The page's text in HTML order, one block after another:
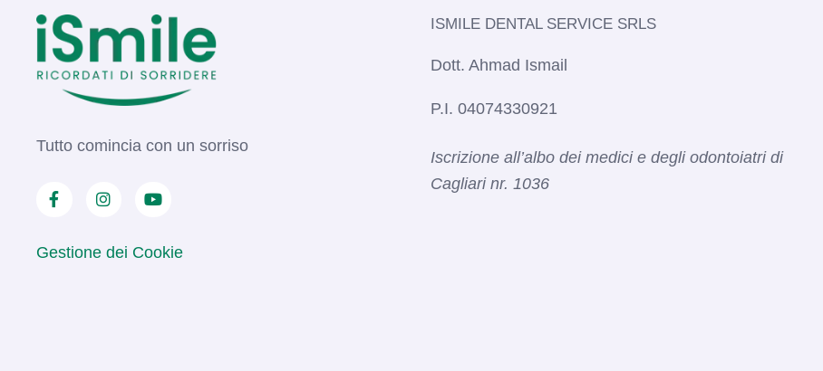
Tutto comincia con un sorriso
Gestione dei Cookie
ISMILE DENTAL SERVICE SRLS​
Dott. Ahmad Ismail
P.I. 04074330921
Iscrizione all’albo dei medici e degli odontoiatri di
Cagliari nr. 1036​